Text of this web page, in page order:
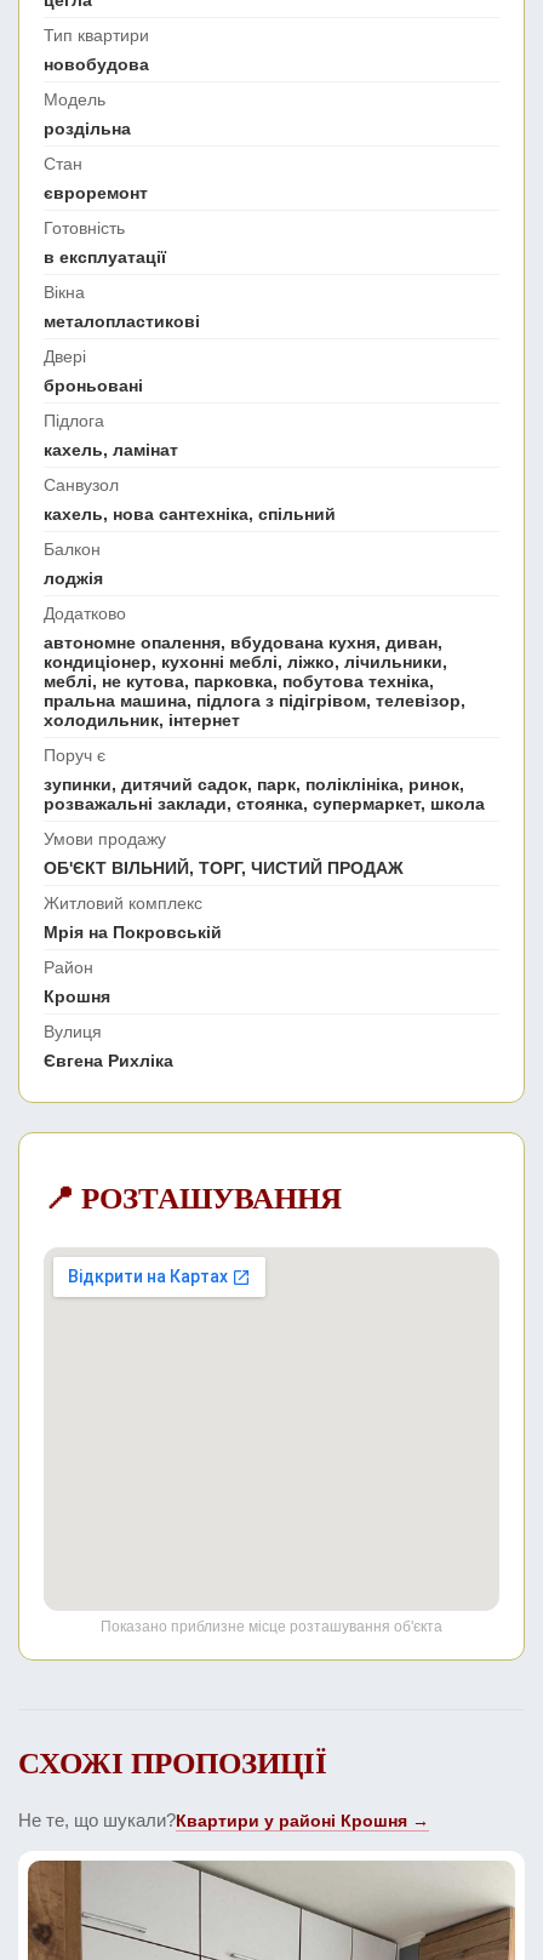
Тип квартири
новобудова
Модель
роздільна
Стан
євроремонт
Готовність
в експлуатації
Вікна
металопластикові
Двері
броньовані
Підлога
кахель, ламінат
Санвузол
кахель, нова сантехніка, спільний
Балкон
лоджія
Додатково
автономне опалення, вбудована кухня, диван,
кондиціонер, кухонні меблі, ліжко, лічильники,
меблі, не кутова, парковка, побутова техніка,
пральна машина, підлога з підігрівом, телевізор,
холодильник, інтернет
Поруч є
зупинки, дитячий садок, парк, поліклініка, ринок,
розважальні заклади, стоянка, супермаркет, школа
Умови продажу
ОБ'ЄКТ ВІЛЬНИЙ, ТОРГ, ЧИСТИЙ ПРОДАЖ
Житловий комплекс
Мрія на Покровській
Район
Крошня
Вулиця
Євгена Рихліка
📍 РОЗТАШУВАННЯ
Показано приблизне місце розташування об'єкта
СХОЖІ ПРОПОЗИЦІЇ
Не те, що шукали?Квартири у районі Крошня →